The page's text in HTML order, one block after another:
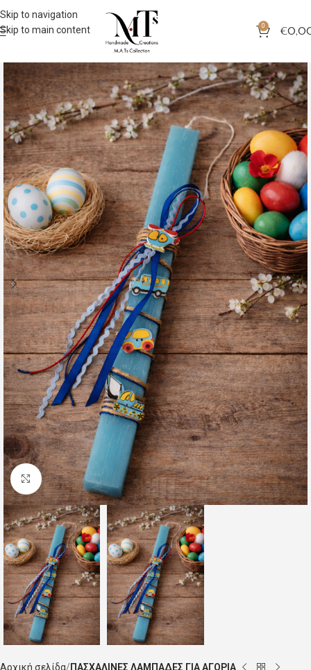
Skip to navigation
Skip to main content
0 €
Click to enlarge
Αρχική σελίδα ΠΑΣΧΑΛΙΝΕΣ ΛΑΜΠΑΔΕΣ ΓΙΑ ΑΓΟΡΙΑ